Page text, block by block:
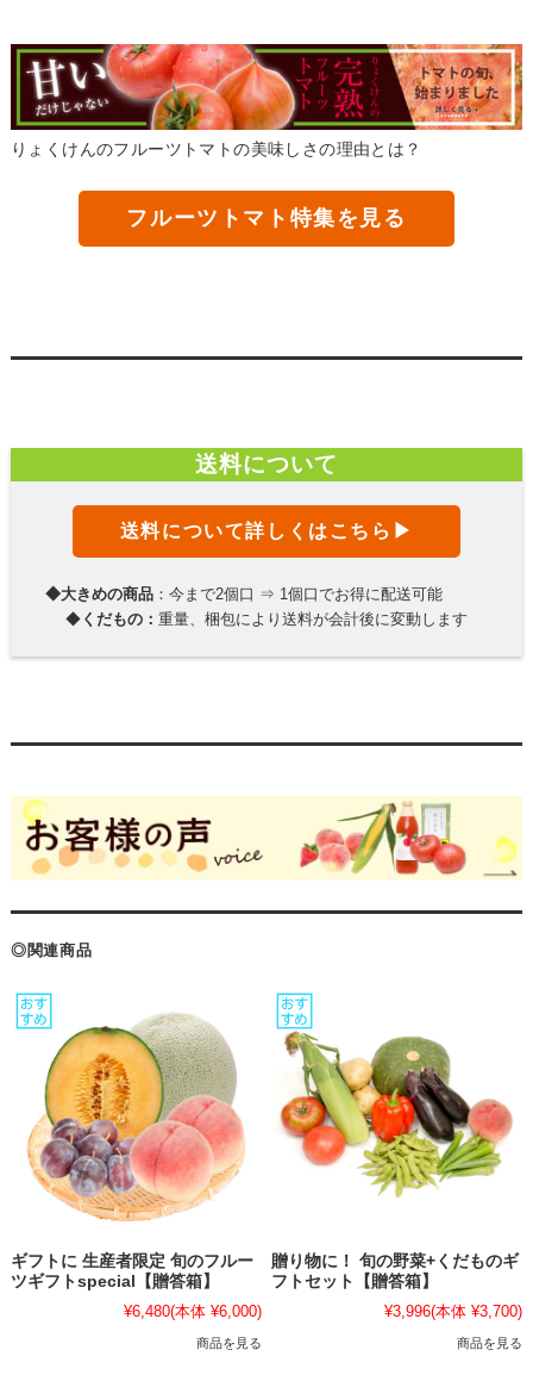
りょくけんのフルーツトマトの美味しさの理由とは？
フルーツトマト特集を見る
送料について
送料について詳しくはこちら▶
◆大きめの商品：今まで2個口 ⇒ 1個口でお得に配送可能
◆ くだもの： 重量、梱包により送料が会計後に変動します
◎関連商品
ギフトに 生産者限定 旬のフルー
ツギフトspecial【贈答箱】
¥6,480(本体 ¥6,000)
商品を見る
贈り物に！ 旬の野菜+くだものギ
フトセット【贈答箱】
¥3,996(本体 ¥3,700)
商品を見る